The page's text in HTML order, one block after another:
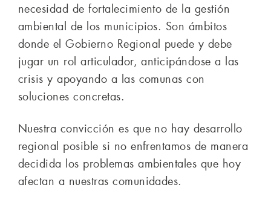
necesidad de fortalecimiento de la gestión
ambiental de los municipios. Son ámbitos
donde el Gobierno Regional puede y debe
jugar un rol articulador, anticipándose a las
crisis y apoyando a las comunas con
soluciones concretas.
Nuestra convicción es que no hay desarrollo
regional posible si no enfrentamos de manera
decidida los problemas ambientales que hoy
afectan a nuestras comunidades.